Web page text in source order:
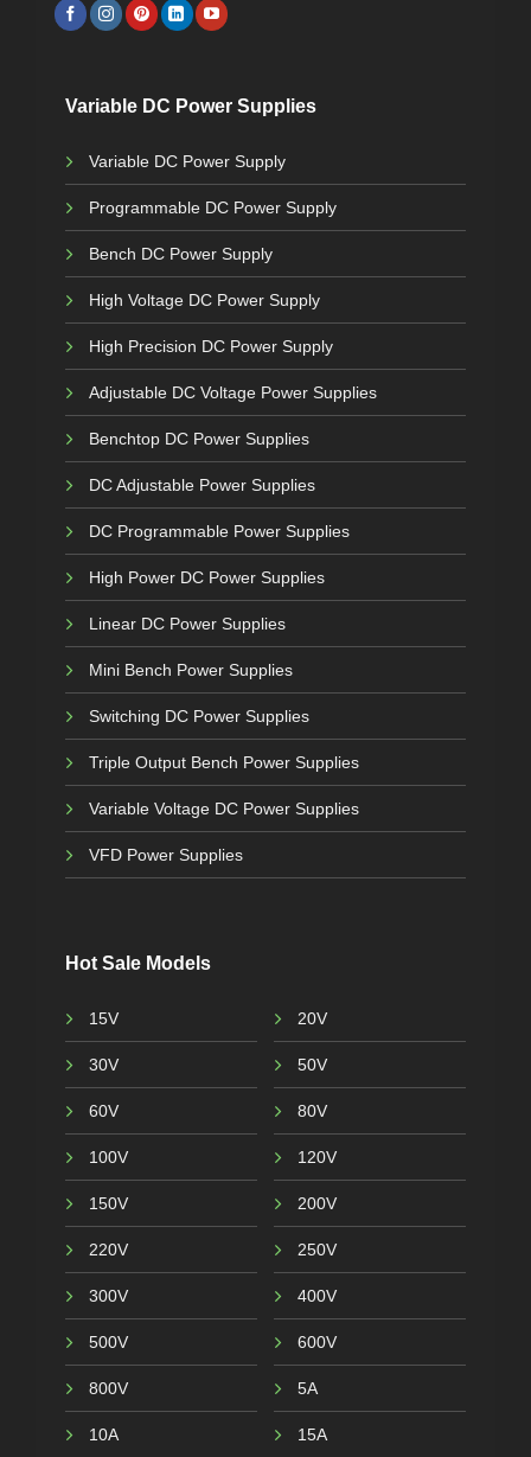
Variable DC Power Supplies
Variable DC Power Supply
Programmable DC Power Supply
Bench DC Power Supply
High Voltage DC Power Supply
High Precision DC Power Supply
Adjustable DC Voltage Power Supplies
Benchtop DC Power Supplies
DC Adjustable Power Supplies
DC Programmable Power Supplies
High Power DC Power Supplies
Linear DC Power Supplies
Mini Bench Power Supplies
Switching DC Power Supplies
Triple Output Bench Power Supplies
Variable Voltage DC Power Supplies
VFD Power Supplies
Hot Sale Models
15V 20V
30V 50V
60V 80V
100V 120V
150V 200V
220V 250V
300V 400V
500V 600V
800V 5A
10A 15A